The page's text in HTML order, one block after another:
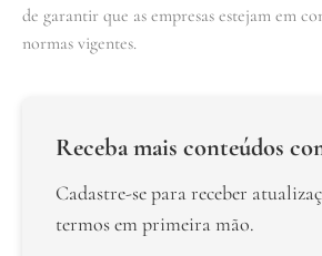
de garantir que as empresas estejam em
normas vigentes.
Receba mais conteúdos
Cadastre-se para receber
termos em primeira mão.